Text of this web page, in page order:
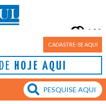
CADASTRE-SE AQUI
DE HOJE AQUI
Porto Alegre
10°